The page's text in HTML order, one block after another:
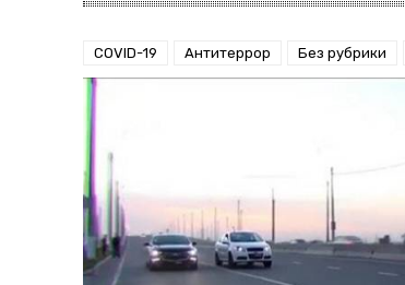
COVID-19 Антитеррор Без рубрики